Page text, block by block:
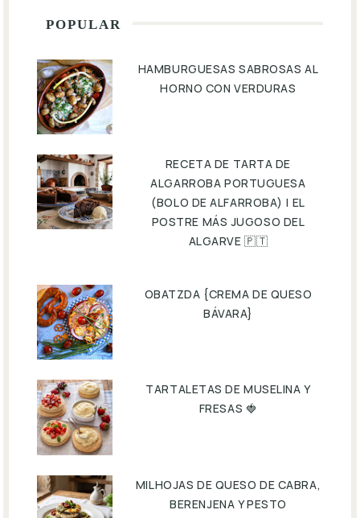
POPULAR
HAMBURGUESAS SABROSAS AL
HORNO CON VERDURAS
RECETA DE TARTA DE
ALGARROBA PORTUGUESA
(BOLO DE ALFARROBA) | EL
POSTRE MÁS JUGOSO DEL
ALGARVE 🇵🇹
OBATZDA {CREMA DE QUESO
BÁVARA}
TARTALETAS DE MUSELINA Y
FRESAS 🍓
MILHOJAS DE QUESO DE CABRA,
BERENJENA Y PESTO